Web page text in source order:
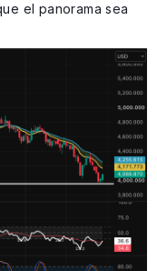
el panorama sea